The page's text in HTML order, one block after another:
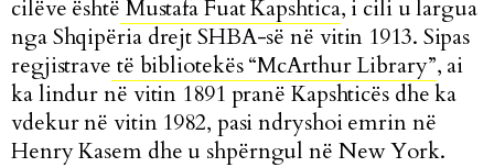
cilëve është Mustafa Fuat Kapshtica, i cili u largua
nga Shqipëria drejt SHBA-së në vitin 1913. Sipas
regjistrave të bibliotekës “McArthur Library”, ai
ka lindur në vitin 1891 pranë Kapshticës dhe ka
vdekur në vitin 1982, pasi ndryshoi emrin në
Henry Kasem dhe u shpërngul në New York.